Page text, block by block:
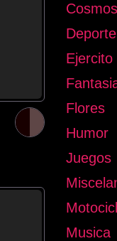
Cosmos
Deporte
Ejercito
Flores
Humor
Juegos
Musica